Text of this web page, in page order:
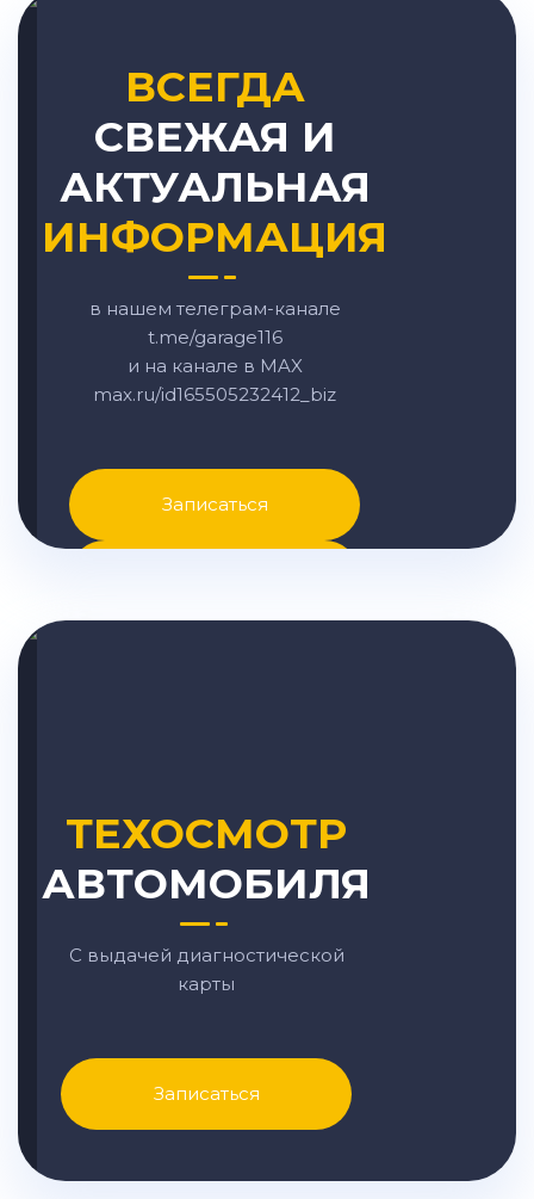
ВСЕГДА
СВЕЖАЯ И
АКТУАЛЬНАЯ
ИНФОРМАЦИЯ
в нашем телеграм-канале
t.me/garage116
и на канале в MAX
max.ru/id165505232412_biz
Записаться
ТЕХОСМОТР
АВТОМОБИЛЯ
С выдачей диагностической
карты
Записаться